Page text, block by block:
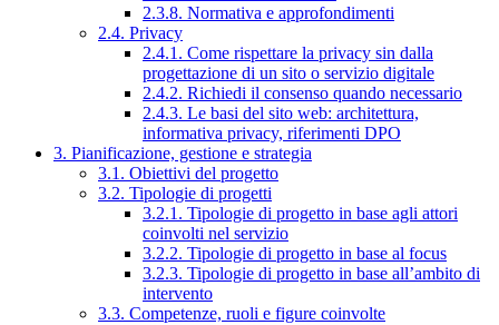
2.3.8. Normativa e approfondimenti
2.4. Privacy
2.4.1. Come rispettare la privacy sin dalla
progettazione di un sito o servizio digitale
2.4.2. Richiedi il consenso quando necessario
2.4.3. Le basi del sito web: architettura,
informativa privacy, riferimenti DPO
3. Pianificazione, gestione e strategia
3.1. Obiettivi del progetto
3.2. Tipologie di progetti
3.2.1. Tipologie di progetto in base agli attori
coinvolti nel servizio
3.2.2. Tipologie di progetto in base al focus
3.2.3. Tipologie di progetto in base all’ambito di
intervento
3.3. Competenze, ruoli e figure coinvolte